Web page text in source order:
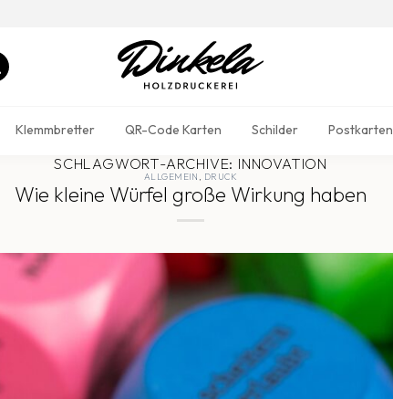
Klemmbretter QR-Code Karten Schilder Postkarten
SCHLAGWORT-ARCHIVE: INNOVATION
ALLGEMEIN , DRUCK
Wie kleine Würfel große Wirkung haben